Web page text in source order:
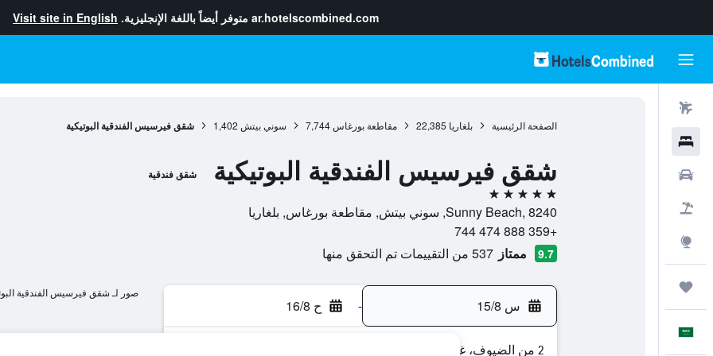
ar.hotelscombined.com متوفر أيضاً باللغة الإنجليزية. Visit site in English
الصفحة الرئيسية بلغاريا 22,385 مقاطعة بورغاس 7,744 سوني بيتش 1,402 شقق فيرسيس الفندقية البوتيكية
شقق فيرسيس الفندقية البوتيكية شقق فندقية
5 نجوم
Sunny Beach, 8240, سوني بيتش, مقاطعة بورغاس, بلغاريا
+359 888 474 744
9.7 ممتاز 537 من التقييمات تم التحقق منها
س 15/8 - ح 16/8
2 من الضيوف، غرفة واحدة
صور لـ شقق فيرسيس الفندقية